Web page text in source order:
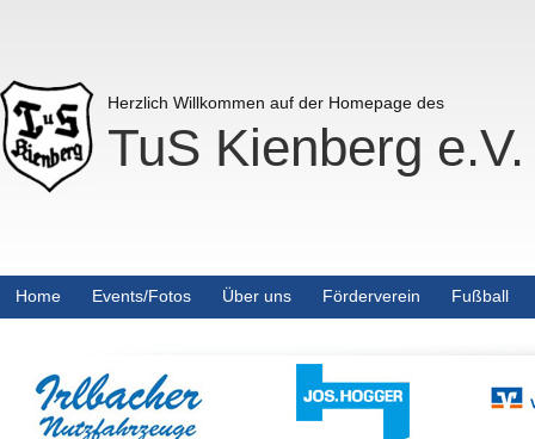
Herzlich Willkommen auf der Homepage des
TuS Kienberg e.V.
Home Events/Fotos Über uns Förderverein Fußball